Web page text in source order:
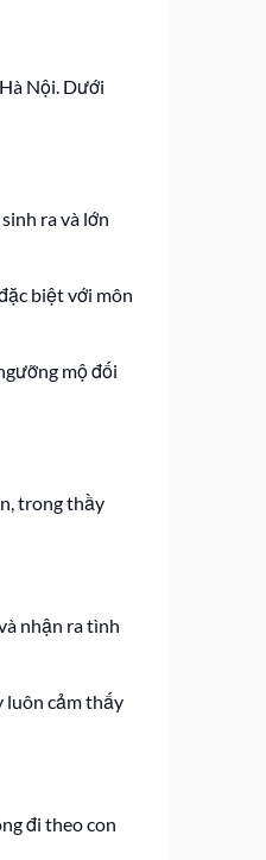
Nội. Dưới
ra và lớn
biệt với môn
mộ đối
trong thầy
nhận ra tình
luôn cảm thấy
đi theo con